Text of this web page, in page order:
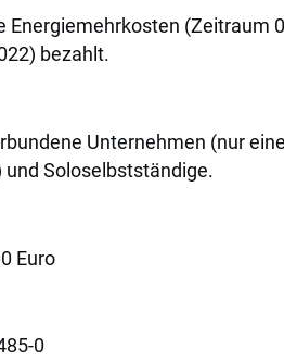
Energiemehrkosten (Zeitraum
bezahlt.
Unternehmen (nur
Soloselbstständige.
Euro
0